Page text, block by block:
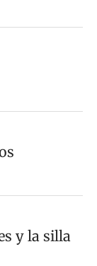
y la silla